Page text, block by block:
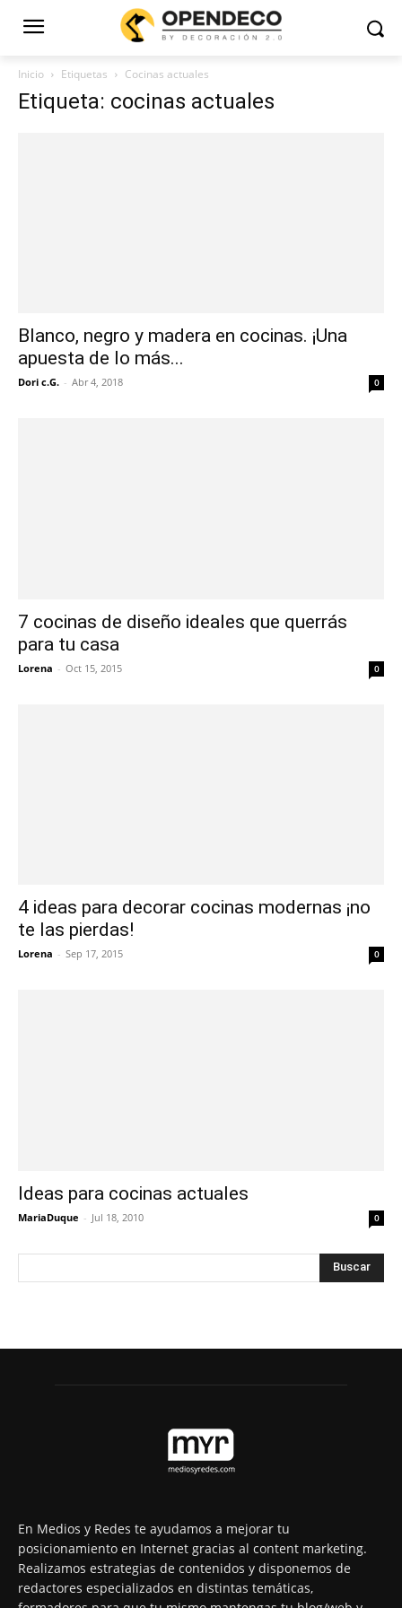
Inicio Etiquetas Cocinas actuales
Etiqueta: cocinas actuales
Blanco, negro y madera en cocinas. ¡Una
apuesta de lo más...
Dori c.G. - Abr 4, 2018 0
7 cocinas de diseño ideales que querrás
para tu casa
Lorena - Oct 15, 2015 0
4 ideas para decorar cocinas modernas ¡no
te las pierdas!
Lorena - Sep 17, 2015 0
Ideas para cocinas actuales
MariaDuque - Jul 18, 2010 0
En Medios y Redes te ayudamos a mejorar tu
posicionamiento en Internet gracias al content marketing.
Realizamos estrategias de contenidos y disponemos de
redactores especializados en distintas temáticas,